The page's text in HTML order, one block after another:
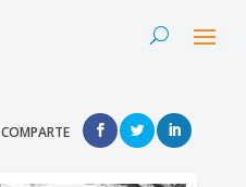
COMPARTE